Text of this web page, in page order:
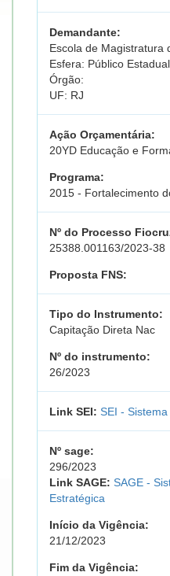
Demandante:
Escola de Magistratura
Esfera: Público Estadual
Órgão:
UF: RJ
Ação Orçamentária:
20YD Educação e
Programa:
2015 - Fortalecimento
Nº do Processo
25388.001163/2023-38
Proposta FNS:
Tipo do Instrumento:
Capitação Direta Nac
Nº do instrumento:
26/2023
Link SEI: SEI -
Nº sage:
296/2023
Link SAGE: SAGE -
Estratégica
Início da Vigência:
21/12/2023
Fim da Vigência: